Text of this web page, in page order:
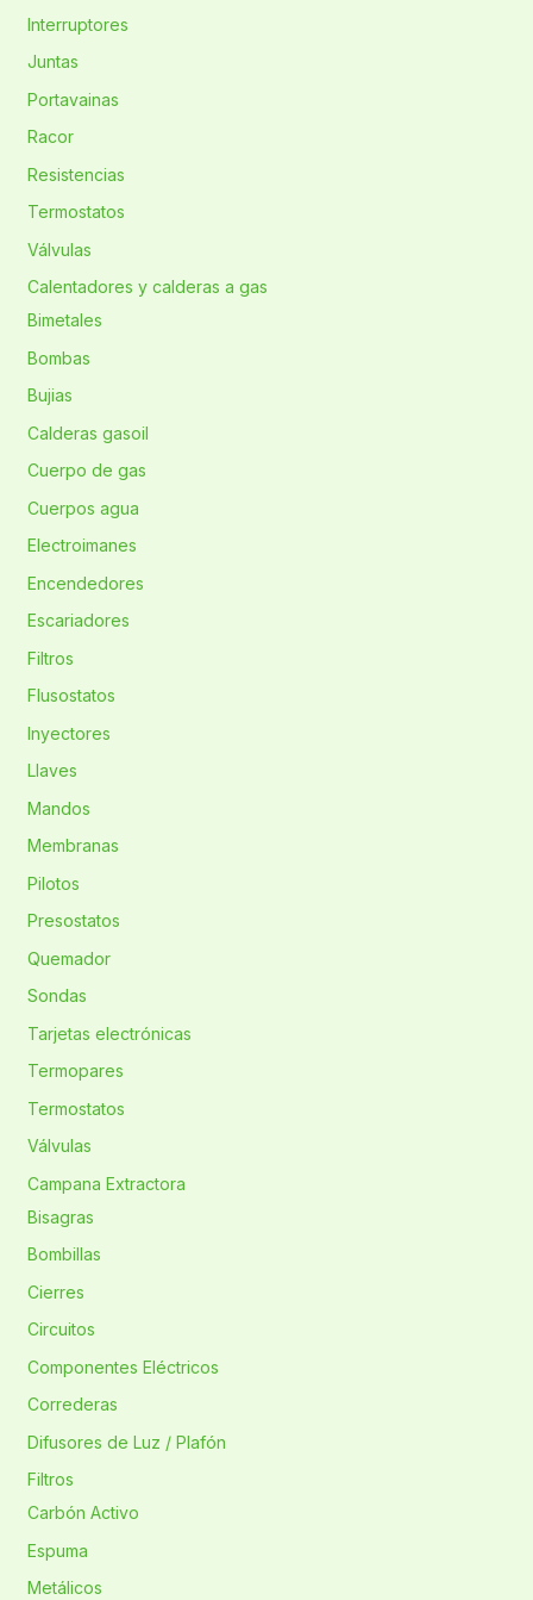
Interruptores
Juntas
Portavainas
Racor
Resistencias
Termostatos
Válvulas
Calentadores y calderas a gas
Bimetales
Bombas
Bujias
Calderas gasoil
Cuerpo de gas
Cuerpos agua
Electroimanes
Encendedores
Escariadores
Filtros
Flusostatos
Inyectores
Llaves
Mandos
Membranas
Pilotos
Presostatos
Quemador
Sondas
Tarjetas electrónicas
Termopares
Termostatos
Válvulas
Campana Extractora
Bisagras
Bombillas
Cierres
Circuitos
Componentes Eléctricos
Correderas
Difusores de Luz / Plafón
Filtros
Carbón Activo
Espuma
Metálicos